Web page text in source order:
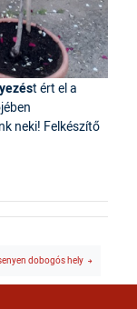
t ért el a
neki! Felkészítő
dobogós hely